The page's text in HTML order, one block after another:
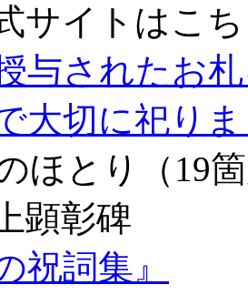
イトはこち
与されたお
大切に祀り
ほとり（19
顕彰碑
祝詞集』